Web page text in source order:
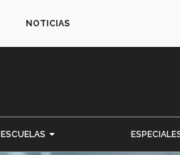
NOTICIAS
ESCUELAS